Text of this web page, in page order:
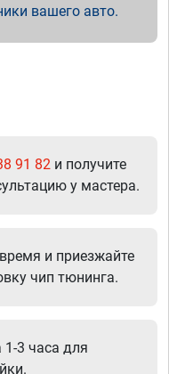
вашего авто.
91 82 и получите
у мастера.
и приезжайте
чип тюнинга.
1-3 часа для